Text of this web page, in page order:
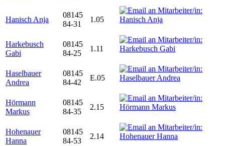
Hanisch Anja
08145
84-31
1.05
Harkebusch
Gabi
08145
84-25
1.11
Haselbauer
Andrea
08145
84-42
E.05
Hörmann
Markus
08145
84-35
2.15
Hohenauer
Hanna
08145
84-53
2.14